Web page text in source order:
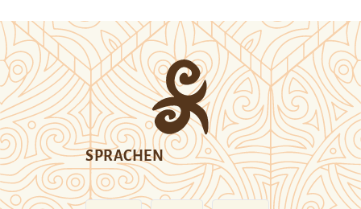
SPRACHEN